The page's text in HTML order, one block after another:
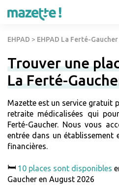
EHPAD > EHPAD La Ferté-
Trouver une
La Ferté-
Mazette est un service gratuit
retraite médicalisées qui
Ferté-Gaucher. Nous vous
entrée dans un
financières.
🛏️ 10 places sont disponibles
Gaucher en August 2026